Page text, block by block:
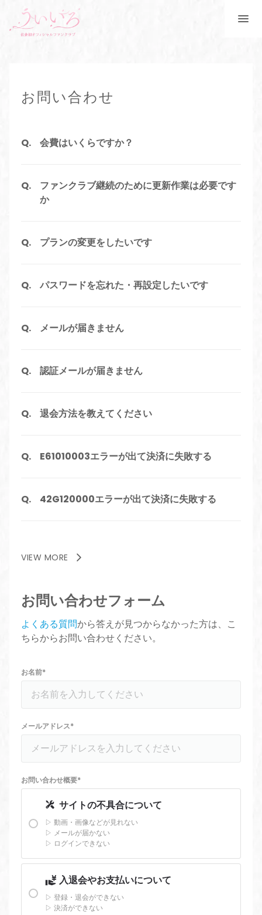
お問い合わせ
会費はいくらですか？
ファンクラブ継続のために更新作業は必要です
か
プランの変更をしたいです
パスワードを忘れた・再設定したいです
メールが届きません
認証メールが届きません
退会方法を教えてください
E61010003エラーが出て決済に失敗する
42G120000エラーが出て決済に失敗する
VIEW MORE
お問い合わせフォーム
よくある質問から答えが見つからなかった方は、こ
ちらからお問い合わせください。
お名前*
メールアドレス*
お問い合わせ概要*
サイトの不具合について
▷ 動画・画像などが見れない
▷ メールが届かない
▷ ログインできない
入退会やお支払いについて
▷ 登録・退会ができない
▷ 決済ができない